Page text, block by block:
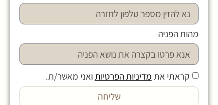
מהות הפניה
קראתי אתמדיניות הפרטיותואני מאשר/ת.
שליחה